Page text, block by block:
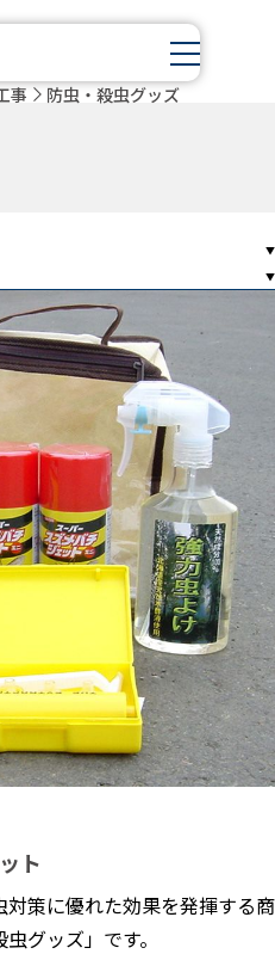
事 防虫・殺虫グッズ
ト
策に優れた効果を発揮する商
グッズ」です。